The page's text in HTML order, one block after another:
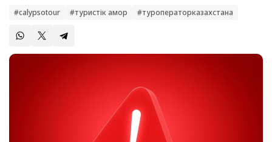
#calypsotour #туристік қамқор #туроператорказахстана